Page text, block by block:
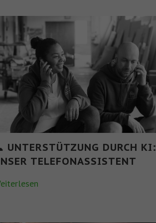
UNTERSTÜTZUNG DURCH KI:
TELEFONASSISTENT